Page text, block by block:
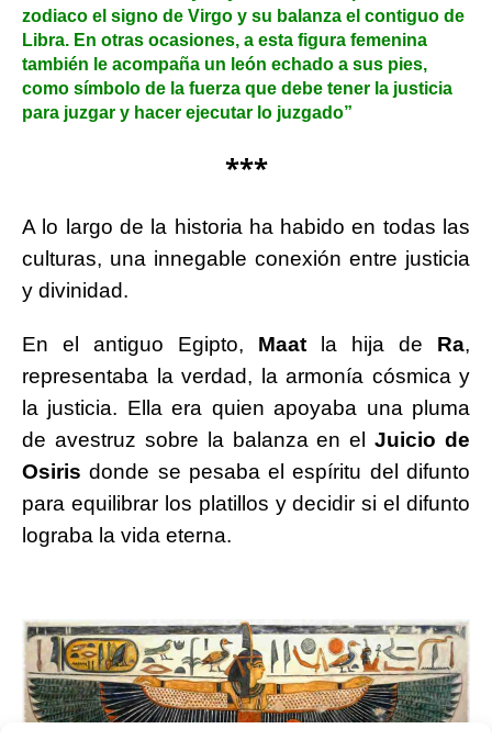
zodiaco el signo de Virgo y su balanza el contiguo de
Libra. En otras ocasiones, a esta figura femenina
también le acompaña un león echado a sus pies,
como símbolo de la fuerza que debe tener la justicia
para juzgar y hacer ejecutar lo juzgado”
***
A lo largo de la historia ha habido en todas las
culturas, una innegable conexión entre justicia
y divinidad.
En el antiguo Egipto, Maat la hija de Ra,
representaba la verdad, la armonía cósmica y
la justicia. Ella era quien apoyaba una pluma
de avestruz sobre la balanza en elJuicio de
Osiris donde se pesaba el espíritu del difunto
para equilibrar los platillos y decidir si el difunto
lograba la vida eterna.